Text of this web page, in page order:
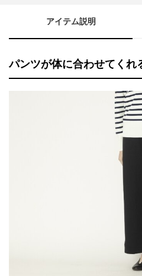
アイテム説明
パンツが体に合わせてくれ